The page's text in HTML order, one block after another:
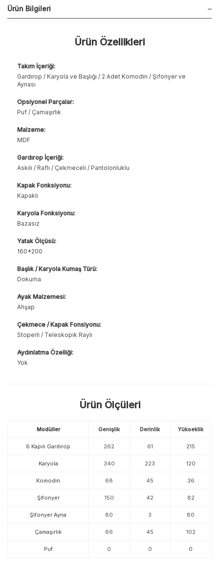
Ürün Bilgileri
Ürün Özellikleri
Takım İçeriği:
Gardırop / Karyola ve Başlığı / 2 Adet Komodin / Şifonyer ve
Aynası
Opsiyonel Parçalar:
Puf / Çamaşırlık
Malzeme:
MDF
Gardırop İçeriği:
Askılı / Raflı / Çekmeceli / Pantolonluklu
Kapak Fonksiyonu:
Kapaklı
Karyola Fonksiyonu:
Bazasız
Yatak Ölçüsü:
160*200
Başlık / Karyola Kumaş Türü:
Dokuma
Ayak Malzemesi:
Ahşap
Çekmece / Kapak Fonsiyonu:
Stoperli / Teleskopik Raylı
Aydınlatma Özelliği:
Yok
Ürün Ölçüleri
Modüller Genişlik Derinlik Yükseklik
6 Kapılı Gardırop 262 61 215
Karyola 340 223 120
Komodin 68 45 36
Şifonyer 150 42 82
Şifonyer Ayna 80 3 80
Çamaşırlık 66 45 102
Puf 0 0 0